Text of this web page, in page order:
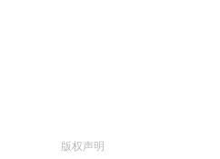
版权声明